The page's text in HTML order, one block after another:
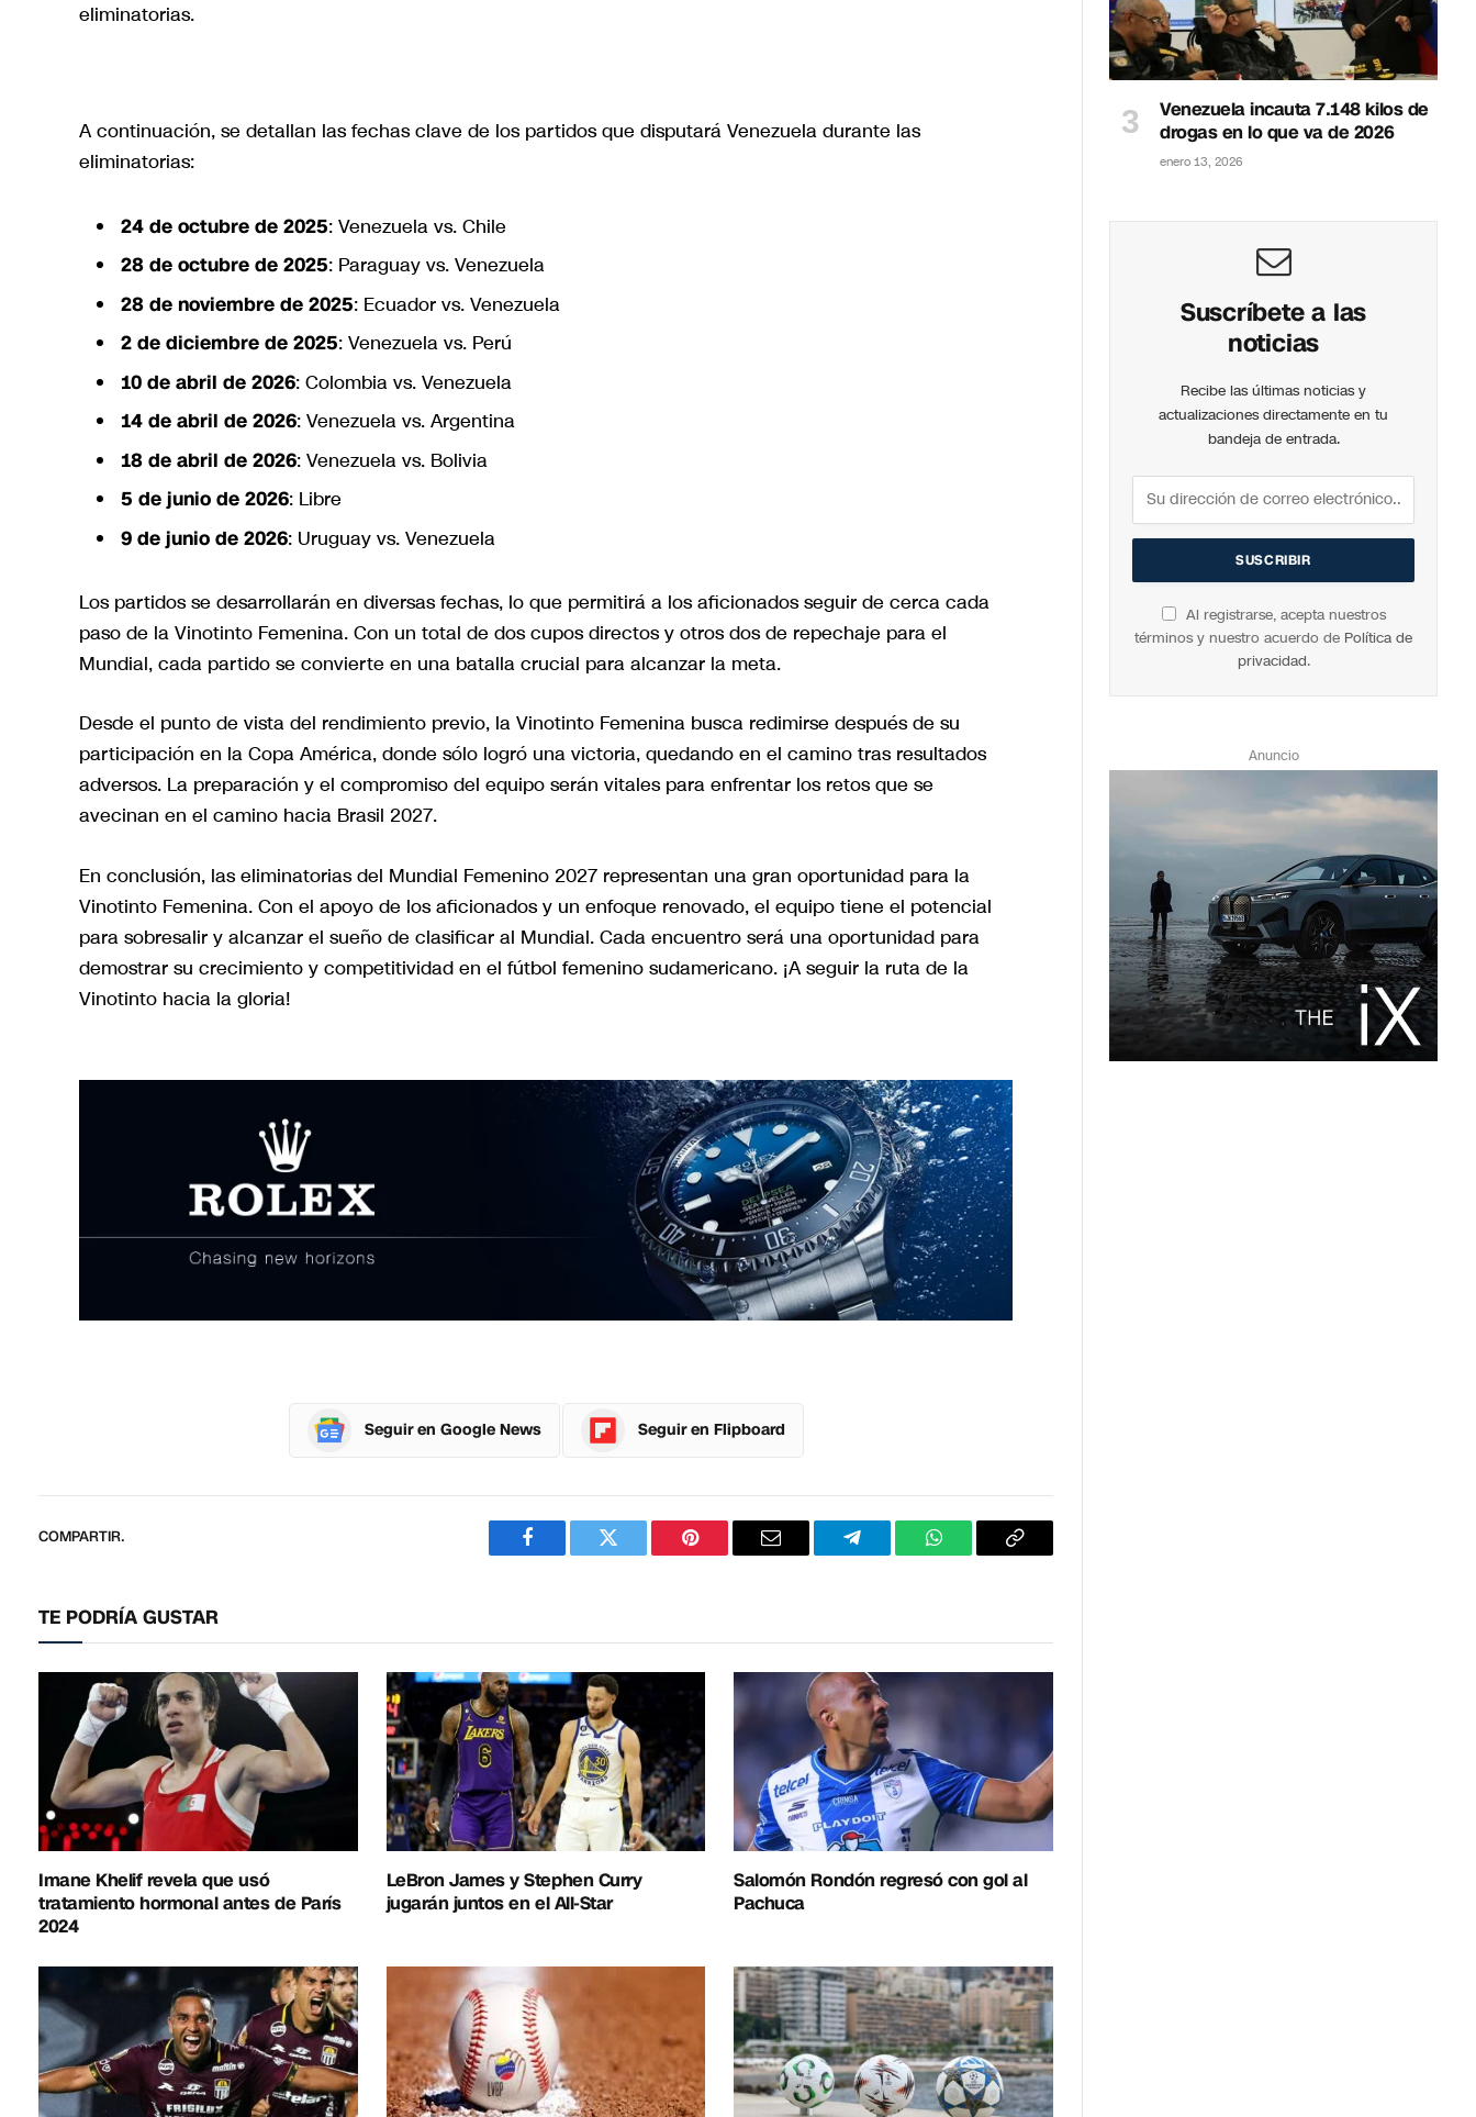
eliminatorias.
A continuación, se detallan las fechas clave de los partidos que disputará Venezuela durante las
eliminatorias:
24 de octubre de 2025: Venezuela vs. Chile
28 de octubre de 2025: Paraguay vs. Venezuela
28 de noviembre de 2025: Ecuador vs. Venezuela
2 de diciembre de 2025: Venezuela vs. Perú
10 de abril de 2026: Colombia vs. Venezuela
14 de abril de 2026: Venezuela vs. Argentina
18 de abril de 2026: Venezuela vs. Bolivia
5 de junio de 2026: Libre
9 de junio de 2026: Uruguay vs. Venezuela
Los partidos se desarrollarán en diversas fechas, lo que permitirá a los aficionados seguir de cerca cada
paso de la Vinotinto Femenina. Con un total de dos cupos directos y otros dos de repechaje para el
Mundial, cada partido se convierte en una batalla crucial para alcanzar la meta.
Desde el punto de vista del rendimiento previo, la Vinotinto Femenina busca redimirse después de su
participación en la Copa América, donde sólo logró una victoria, quedando en el camino tras resultados
adversos. La preparación y el compromiso del equipo serán vitales para enfrentar los retos que se
avecinan en el camino hacia Brasil 2027.
En conclusión, las eliminatorias del Mundial Femenino 2027 representan una gran oportunidad para la
Vinotinto Femenina. Con el apoyo de los aficionados y un enfoque renovado, el equipo tiene el potencial
para sobresalir y alcanzar el sueño de clasificar al Mundial. Cada encuentro será una oportunidad para
demostrar su crecimiento y competitividad en el fútbol femenino sudamericano. ¡A seguir la ruta de la
Vinotinto hacia la gloria!
Seguir en Google News Seguir en Flipboard
COMPARTIR.
FacebookTwitter PinterestCorreo
TelegramWhatsAppCopiar
TE PODRÍA GUSTAR
Imane Khelif revela que usó
tratamiento hormonal antes de París
2024
LeBron James y Stephen Curry
jugarán juntos en el All-Star
Salomón Rondón regresó con gol al
Pachuca
Venezuela incauta 7.148 kilos de
drogas en lo que va de 2026
enero 13, 2026
Suscríbete a las
noticias
Recibe las últimas noticias y
actualizaciones directamente en tu
bandeja de entrada.
Al registrarse, acepta nuestros
términos y nuestro acuerdo de Política de
privacidad.
Anuncio